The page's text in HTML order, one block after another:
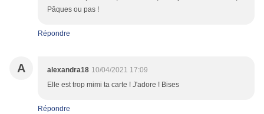
Pâques ou pas !
Répondre
A alexandra18 10/04/2021 17:09
Elle est trop mimi ta carte ! J'adore ! Bises
Répondre